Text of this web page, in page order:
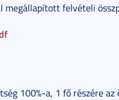
megállapított felvételi
100%-a, 1 fő részére az